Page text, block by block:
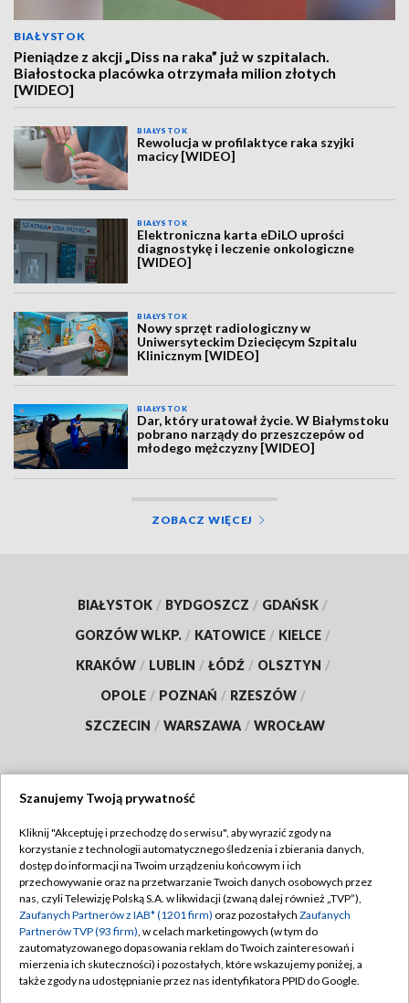
BIAŁYSTOK
Pieniądze z akcji „Diss na raka” już w szpitalach.
Białostocka placówka otrzymała milion złotych
[WIDEO]
BIAŁYSTOK
Rewolucja w profilaktyce raka szyjki
macicy [WIDEO]
BIAŁYSTOK
Elektroniczna karta eDiLO uprości
diagnostykę i leczenie onkologiczne
[WIDEO]
BIAŁYSTOK
Nowy sprzęt radiologiczny w
Uniwersyteckim Dziecięcym Szpitalu
Klinicznym [WIDEO]
BIAŁYSTOK
Dar, który uratował życie. W Białymstoku
pobrano narządy do przeszczepów od
młodego mężczyzny [WIDEO]
ZOBACZ WIĘCEJ
BIAŁYSTOK / BYDGOSZCZ / GDAŃSK /
GORZÓW WLKP. / KATOWICE / KIELCE /
KRAKÓW / LUBLIN / ŁÓDŹ / OLSZTYN /
OPOLE / POZNAŃ / RZESZÓW /
SZCZECIN / WARSZAWA / WROCŁAW
TVP
Abonament TVP
Emisja w TVP
Centrum informacji TVP
Naziemna Telewizja Cyfrowa
Regulamin TVP
Polityka prywatności
Moje zgody
Pomoc
Szanujemy Twoją prywatność
Kliknij "Akceptuję i przechodzę do serwisu", aby wyrazić zgody na
korzystanie z technologii automatycznego śledzenia i zbierania danych,
dostęp do informacji na Twoim urządzeniu końcowym i ich
przechowywanie oraz na przetwarzanie Twoich danych osobowych przez
nas, czyli Telewizję Polską S.A. w likwidacji (zwaną dalej również „TVP”),
Zaufanych Partnerów z IAB* (1201 firm) oraz pozostałych Zaufanych
Partnerów TVP (93 firm), w celach marketingowych (w tym do
zautomatyzowanego dopasowania reklam do Twoich zainteresowań i
mierzenia ich skuteczności) i pozostałych, które wskazujemy poniżej, a
także zgody na udostępnianie przez nas identyfikatora PPID do Google.